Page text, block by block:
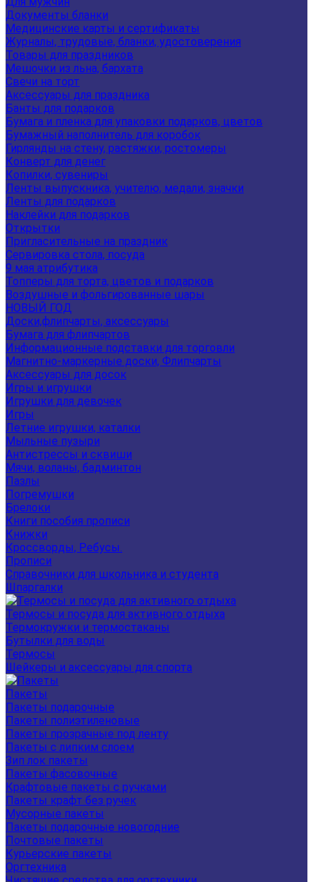
Документы бланки
Медицинские карты и сертификаты
Журналы, трудовые, бланки, удостоверения
Товары для праздников
Мешочки из льна, бархата
Свечи на торт
Аксессуары для праздника
Банты для подарков
Бумага и пленка для упаковки подарков, цветов
Бумажный наполнитель для коробок
Гирлянды на стену, растяжки, ростомеры
Конверт для денег
Копилки, сувениры
Ленты выпускника, учителю, медали, значки
Ленты для подарков
Наклейки для подарков
Открытки
Пригласительные на праздник
Сервировка стола, посуда
9 мая атрибутика
Топперы для торта, цветов и подарков
Воздушные и фольгированные шары
НОВЫЙ ГОД
Доски,флипчарты, аксессуары
Бумага для флипчартов
Информационные подставки для торговли
Магнитно-маркерные доски, Флипчарты
Аксессуары для досок
Игры и игрушки
Игрушки для девочек
Игры
Летние игрушки, каталки
Мыльные пузыри
Антистрессы и сквиши
Мячи, воланы, бадминтон
Пазлы
Погремушки
Брелоки
Книги пособия прописи
Книжки
Кроссворды, Ребусы.
Прописи
Справочники для школьника и студента
Шпаргалки
Термосы и посуда для активного отдыха
Термокружки и термостаканы
Бутылки для воды
Термосы
Шейкеры и аксессуары для спорта
Пакеты
Пакеты подарочные
Пакеты полиэтиленовые
Пакеты прозрачные под ленту
Пакеты с липким слоем
Зип лок пакеты
Пакеты фасовочные
Крафтовые пакеты с ручками
Пакеты крафт без ручек
Мусорные пакеты
Пакеты подарочные новогодние
Почтовые пакеты
Курьерские пакеты
Оргтехника